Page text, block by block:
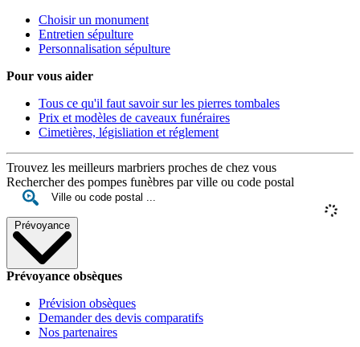
Choisir un monument
Entretien sépulture
Personnalisation sépulture
Pour vous aider
Tous ce qu'il faut savoir sur les pierres tombales
Prix et modèles de caveaux funéraires
Cimetières, législiation et réglement
Trouvez les meilleurs marbriers proches de chez vous
Rechercher des pompes funèbres par ville ou code postal
Prévoyance
Prévoyance obsèques
Prévision obsèques
Demander des devis comparatifs
Nos partenaires